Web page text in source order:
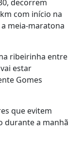
decorrem
com início na
meia-maratona
ribeirinha entre
estar
Gomes
que evitem
durante a manhã